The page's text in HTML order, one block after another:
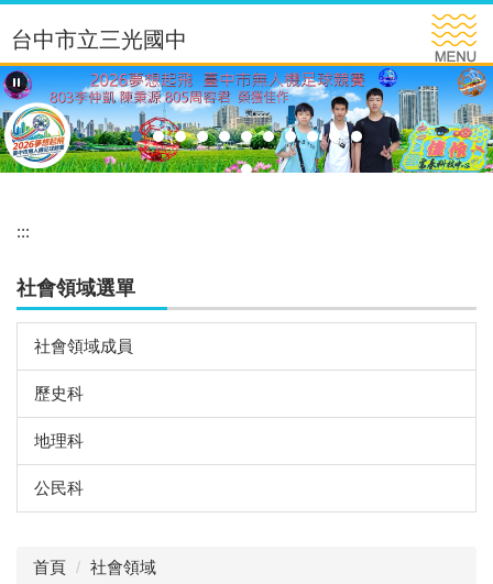
到
主
要
內
容
區
台中市立三光國中
:::
社會領域選單
社會領域成員
歷史科
地理科
公民科
首頁 社會領域